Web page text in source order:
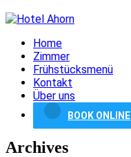
Home
Zimmer
Frühstücksmenü
Kontakt
Über uns
BOOK ONLINE
Archives